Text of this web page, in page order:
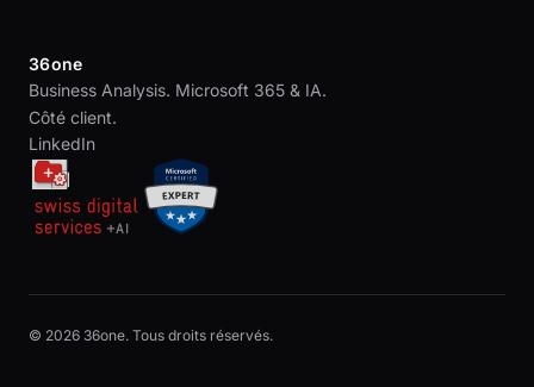
36one
Business Analysis. Microsoft 365 & IA.
Côté client.
LinkedIn
© 2026 36one. Tous droits réservés.